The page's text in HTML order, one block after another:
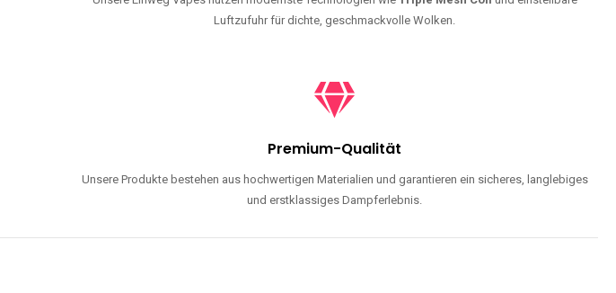
Luftzufuhr für dichte, geschmackvolle Wolken.
Premium-Qualität
Unsere Produkte bestehen aus hochwertigen Materialien und garantieren ein sicheres, langlebiges
und erstklassiges Dampferlebnis.